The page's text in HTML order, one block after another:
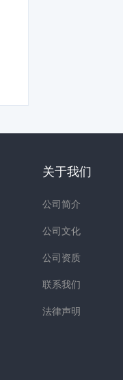
关于我们
公司简介
公司文化
公司资质
联系我们
法律声明